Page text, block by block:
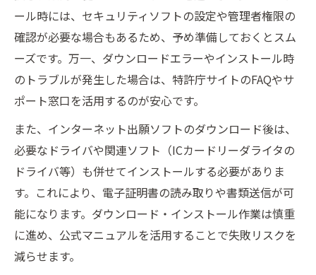
ール時には、セキュリティソフトの設定や管理者権限の
確認が必要な場合もあるため、予め準備しておくとスム
ーズです。万一、ダウンロードエラーやインストール時
のトラブルが発生した場合は、特許庁サイトのFAQやサ
ポート窓口を活用するのが安心です。
また、インターネット出願ソフトのダウンロード後は、
必要なドライバや関連ソフト（ICカードリーダライタの
ドライバ等）も併せてインストールする必要がありま
す。これにより、電子証明書の読み取りや書類送信が可
能になります。ダウンロード・インストール作業は慎重
に進め、公式マニュアルを活用することで失敗リスクを
減らせます。